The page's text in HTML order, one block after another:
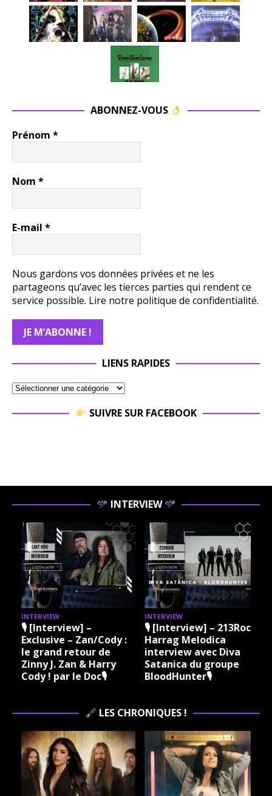
ABONNEZ-VOUS
Prénom *
Nom *
E-mail *
Nous gardons vos données privées et ne les
partageons qu’avec les tierces parties qui rendent ce
service possible. Lire notre politique de confidentialité.
LIENS RAPIDES
SUIVRE SUR FACEBOOK
INTERVIEW
INTERVIEW
🎙 [Interview] –
Exclusive – Zan/Cody :
le grand retour de
Zinny J. Zan & Harry
Cody ! par le Doc🎙
INTERVIEW
🎙 [Interview] – 213Rock
Harrag Melodica
interview avec Diva
Satanica du groupe
BloodHunter🎙
LES CHRONIQUES !